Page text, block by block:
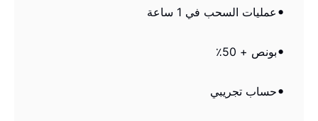
عمليات السحب في 1 ساعة
بونص + 50٪
حساب تجريبي